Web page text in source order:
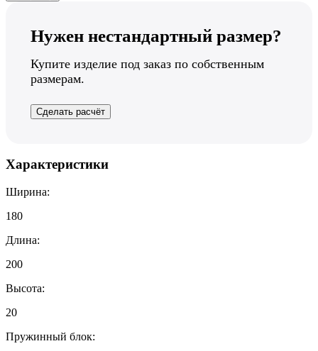
Нужен нестандартный размер?
Купите изделие под заказ по собственным
размерам.
Сделать расчёт
Характеристики
Ширина:
180
Длина:
200
Высота:
20
Пружинный блок: